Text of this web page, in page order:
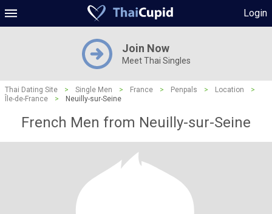
Login
Join Now
Meet Thai Singles
Thai Dating Site > Single Men > France > Penpals > Location
>
Île-de-France
> Neuilly-sur-Seine
French Men from Neuilly-sur-Seine